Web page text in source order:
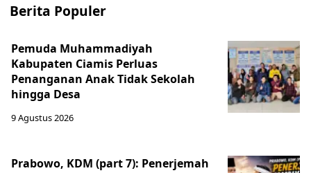
Berita Populer
Pemuda Muhammadiyah
Kabupaten Ciamis Perluas
Penanganan Anak Tidak Sekolah
hingga Desa
9 Agustus 2026
Prabowo, KDM (part 7): Penerjemah